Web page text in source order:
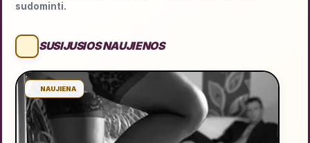
sudominti.
SUSIJUSIOS NAUJIENOS
NAUJIENA